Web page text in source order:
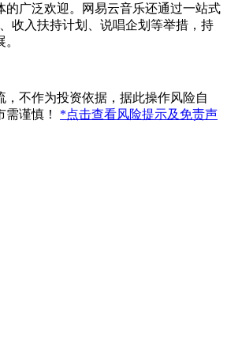
的广泛欢迎。网易云音乐还通过一站式
收入扶持计划、说唱企划等举措，持
，不作为投资依据，据此操作风险自
需谨慎！ *点击查看风险提示及免责声